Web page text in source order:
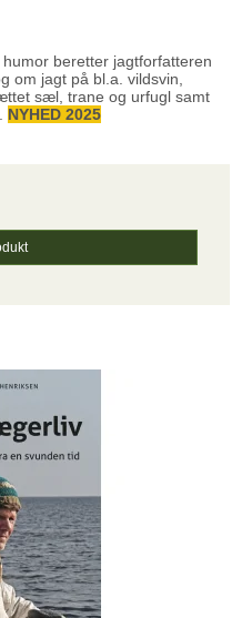
beretter jagtforfatteren
om jagt på bl.a. vildsvin,
sæl, trane og urfugl samt
NYHED 2025